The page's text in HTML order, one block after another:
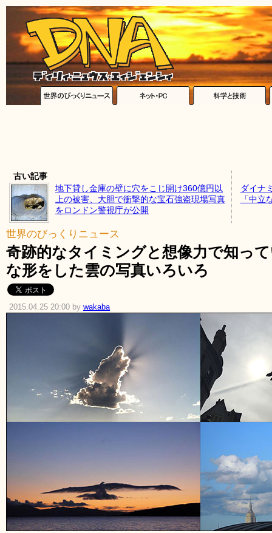
古い記事
地下貸し金庫の壁に穴をこじ開け360億円以
上の被害、大胆で衝撃的な宝石強盗現場写真
をロンドン警視庁が公開
ダイナ
「中立
世界のびっくりニュース
奇跡的なタイミングと想像力で知っ
な形をした雲の写真いろいろ
2015.04.25 20:00 by wakaba